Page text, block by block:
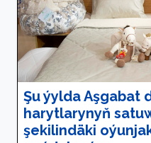
Şu ýylda Aşgabat
harytlarynyň
şekilindäki